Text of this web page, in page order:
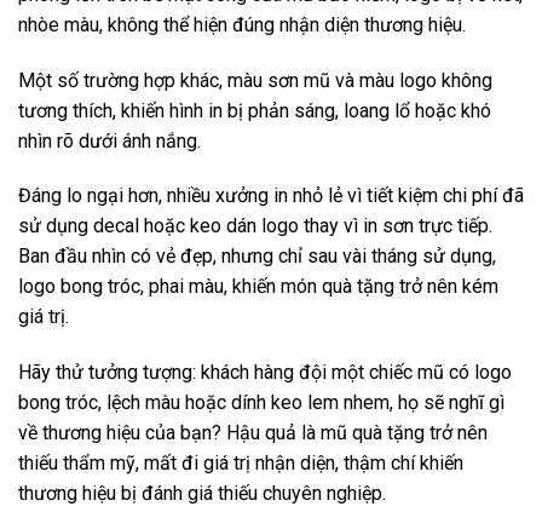
nhòe màu, không thể hiện đúng nhận diện thương hiệu.
Một số trường hợp khác, màu sơn mũ và màu logo không
tương thích, khiến hình in bị phản sáng, loang lổ hoặc khó
nhìn rõ dưới ánh nắng.
Đáng lo ngại hơn, nhiều xưởng in nhỏ lẻ vì tiết kiệm chi phí đã
sử dụng decal hoặc keo dán logo thay vì in sơn trực tiếp.
Ban đầu nhìn có vẻ đẹp, nhưng chỉ sau vài tháng sử dụng,
logo bong tróc, phai màu, khiến món quà tặng trở nên kém
giá trị.
Hãy thử tưởng tượng: khách hàng đội một chiếc mũ có logo
bong tróc, lệch màu hoặc dính keo lem nhem, họ sẽ nghĩ gì
về thương hiệu của bạn? Hậu quả là mũ quà tặng trở nên
thiếu thẩm mỹ, mất đi giá trị nhận diện, thậm chí khiến
thương hiệu bị đánh giá thiếu chuyên nghiệp.